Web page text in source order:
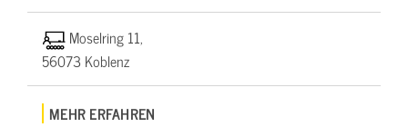
Moselring 11,
56073 Koblenz
MEHR ERFAHREN